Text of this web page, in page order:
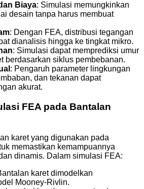
Biaya: Simulasi memungkinkan
desain tanpa harus membuat
: Dengan FEA, distribusi tegangan
dianalisis hingga ke tingkat mikro.
: Simulasi dapat memprediksi umur
berdasarkan siklus pembebanan.
: Pengaruh parameter lingkungan
dan tekanan dapat
akurat.
FEA pada Bantalan
karet yang digunakan pada
memastikan kemampuannya
dinamis. Dalam simulasi FEA:
karet dimodelkan
Mooney-Rivlin.